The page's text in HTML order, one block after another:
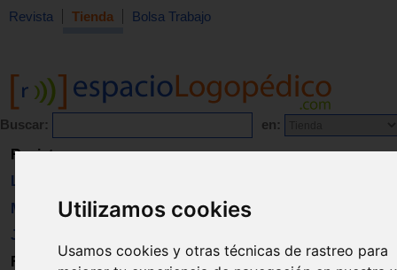
Utilizamos cookies
Usamos cookies y otras técnicas de rastreo para
Revista Tienda Bolsa Trabajo
Buscar: en:
Revista
Libros
Material
Juguetes
Formación